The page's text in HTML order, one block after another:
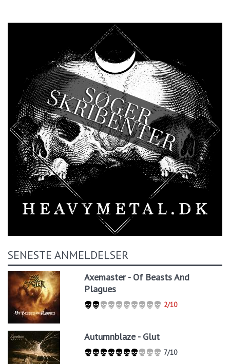
SENESTE ANMELDELSER
Axemaster - Of Beasts And
Plagues
2/10
Autumnblaze - Glut
7/10